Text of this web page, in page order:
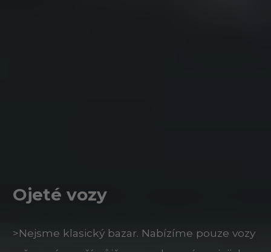
Ojeté vozy
>Nejsme klasický bazar. Nabízíme pouze vozy